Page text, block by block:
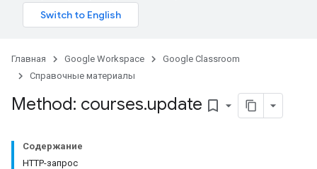
Главная Google Workspace
Google Classroom
Справочные материалы
Method: courses.update bookmark_border
Содержание
HTTP-запрос